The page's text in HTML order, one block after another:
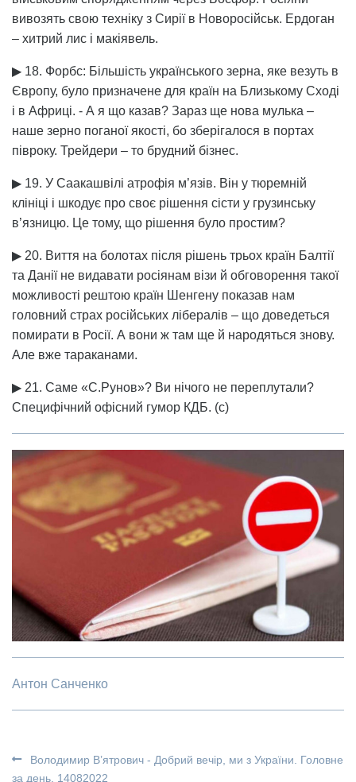
вивозять свою техніку з Сирії в Новоросійськ. Ердоган
– хитрий лис і макіявель.
▶ 18. Форбс: Більшість українського зерна, яке везуть в
Європу, було призначене для країн на Близькому Сході
і в Африці. - А я що казав? Зараз ще нова мулька –
наше зерно поганої якості, бо зберігалося в портах
півроку. Трейдери – то брудний бізнес.
▶ 19. У Саакашвілі атрофія м’язів. Він у тюремній
клініці і шкодує про своє рішення сісти у грузинську
в’язницю. Це тому, що рішення було простим?
▶ 20. Виття на болотах після рішень трьох країн Балтії
та Данії не видавати росіянам візи й обговорення такої
можливості рештою країн Шенгену показав нам
головний страх російських лібералів – що доведеться
помирати в Росії. А вони ж там ще й народяться знову.
Але вже тараканами.
▶ 21. Саме «С.Рунов»? Ви нічого не переплутали?
Специфічний офісний гумор КДБ. (с)
Антон Санченко
Володимир В’ятрович - Добрий вечір, ми з України. Головне
за день. 14082022